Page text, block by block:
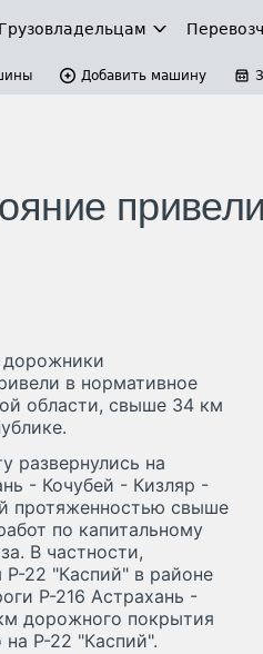
Грузовладельцам
Добавить машину
дорожники
в нормативное
области, свыше 34 км
развернулись на
- Кочубей - Кизляр -
протяженностью свыше
по капитальному
В частности,
Р-22 "Каспий" в районе
Р-216 Астрахань -
дорожного покрытия
Р-22 "Каспий".